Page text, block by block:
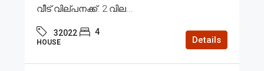
വീട് വില്പനക്ക്. 2.വില...
32022 4
HOUSE Details